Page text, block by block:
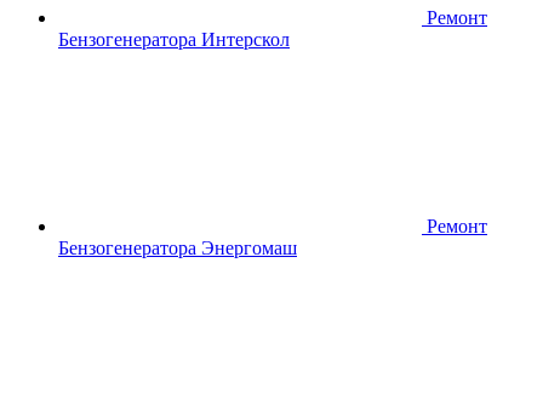
Ремонт
Бензогенератора Интерскол
Ремонт
Бензогенератора Энергомаш